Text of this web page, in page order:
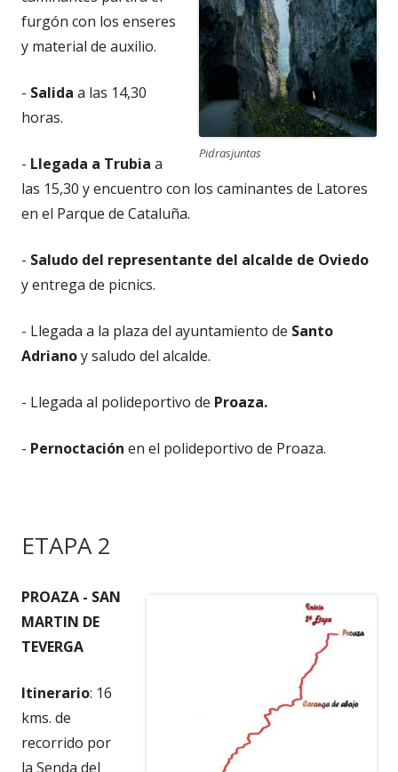
Pidrasjuntas
furgón con los enseres
y material de auxilio.
- Salida a las 14,30
horas.
- Llegada a Trubia a
las 15,30 y encuentro con los caminantes de Latores
en el Parque de Cataluña.
- Saludo del representante del alcalde de Oviedo
y entrega de picnics.
- Llegada a la plaza del ayuntamiento de Santo
Adrianoy saludo del alcalde.
- Llegada al polideportivo de Proaza.
- Pernoctación en el polideportivo de Proaza.
ETAPA 2
PROAZA - SAN
MARTIN DE
TEVERGA
Itinerario: 16
kms. de
recorrido por
la Senda del